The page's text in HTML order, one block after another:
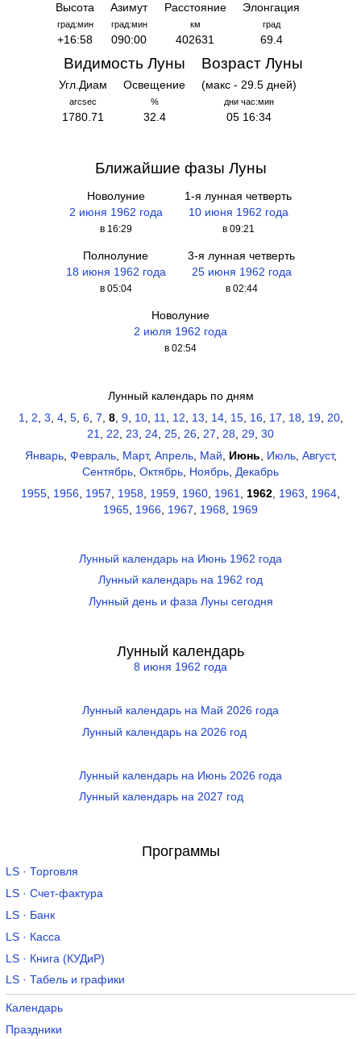
Высота
град:мин
+16:58
Азимут
град:мин
090:00
Расстояние
км
402631
Элонгация
град
69.4
Видимость Луны
Угл.Диам
arcsec
1780.71
Освещение
%
32.4
Возраст Луны
(макс - 29.5 дней)
дни час:мин
05 16:34
Ближайшие фазы Луны
Новолуние
2 июня 1962 года
в 16:29
1-я лунная четверть
10 июня 1962 года
в 09:21
Полнолуние
18 июня 1962 года
в 05:04
3-я лунная четверть
25 июня 1962 года
в 02:44
Новолуние
2 июля 1962 года
в 02:54
Лунный календарь по дням
1, 2, 3, 4, 5, 6, 7, 8, 9, 10, 11, 12, 13, 14, 15, 16, 17, 18, 19, 20,
21, 22, 23, 24, 25, 26, 27, 28, 29, 30
Январь, Февраль, Март, Апрель, Май Июнь Июль, Август,
Сентябрь Октябрь Ноябрь Декабрь
1955 1956 1957 1958 1959 1960 1961 1962 1963 1964
1965 1966 1967 1968 1969
Лунный календарь на Июнь 1962 года
Лунный календарь на 1962 год
Лунный день и фаза Луны сегодня
Лунный календарь
8 июня 1962 года
Лунный календарь на Май 2026 года
Лунный календарь на 2026 год
Лунный календарь на Июнь 2026 года
Лунный календарь на 2027 год
Программы
LS · Торговля
LS · Счет-фактура
LS · Банк
LS · Касса
LS · Книга (КУДиР)
LS · Табель и графики
Календарь
Праздники